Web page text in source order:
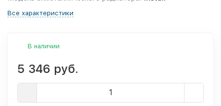
Все характеристики
В наличии
5 346 руб.